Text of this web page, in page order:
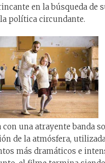
en la búsqueda de
política circundante.
una atrayente banda
de la atmósfera,
más dramáticos e